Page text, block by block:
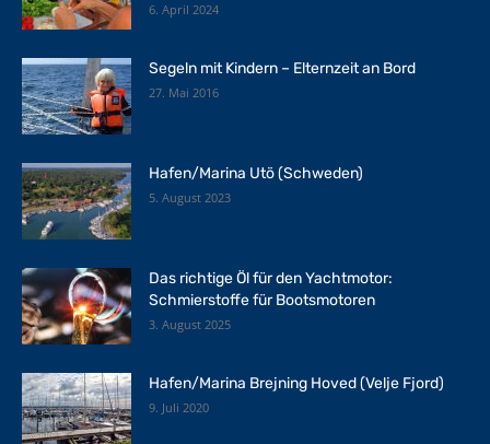
6. April 2024
Segeln mit Kindern – Elternzeit an Bord
27. Mai 2016
Hafen/Marina Utö (Schweden)
5. August 2023
Das richtige Öl für den Yachtmotor:
Schmierstoffe für Bootsmotoren
3. August 2025
Hafen/Marina Brejning Hoved (Velje Fjord)
9. Juli 2020